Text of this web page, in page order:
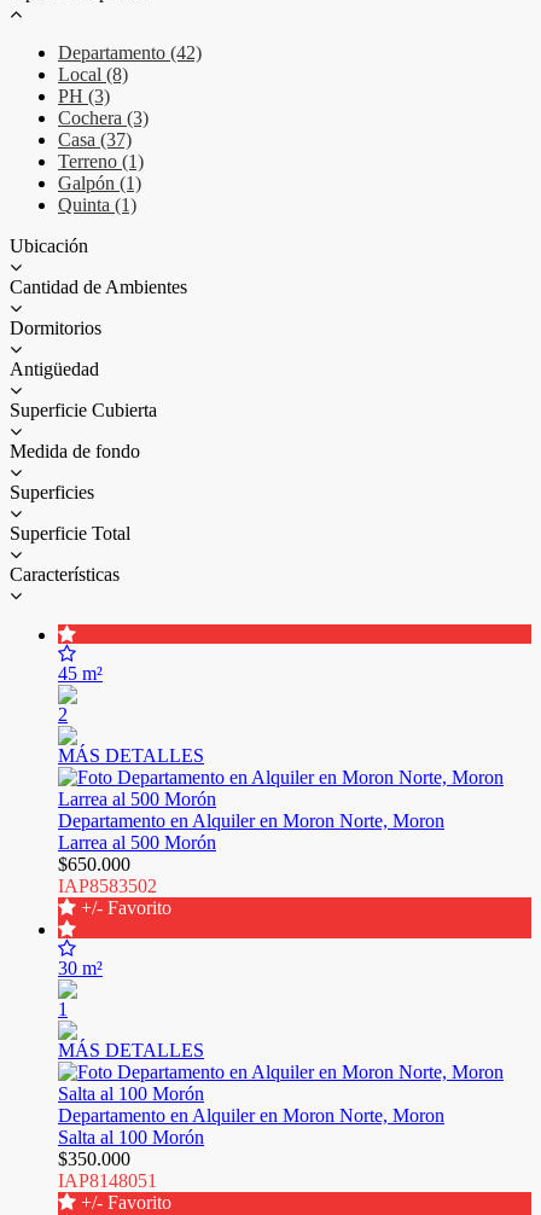
Departamento (42)
Local (8)
PH (3)
Cochera (3)
Casa (37)
Terreno (1)
Galpón (1)
Quinta (1)
Ubicación
Cantidad de Ambientes
Dormitorios
Antigüedad
Superficie Cubierta
Medida de fondo
Superficies
Superficie Total
Características
45 m²
2
MÁS DETALLES
Departamento en Alquiler en Moron Norte, Moron
Larrea al 500 Morón
$650.000
IAP8583502
+/- Favorito
30 m²
1
MÁS DETALLES
Departamento en Alquiler en Moron Norte, Moron
Salta al 100 Morón
$350.000
IAP8148051
+/- Favorito